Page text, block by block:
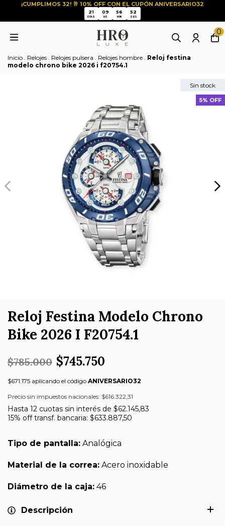
¡CUMPLIMOS 32! 🥂 10% OFF CON EL CUPÓN ANIVERSARIO32
21
21
DÍAS
09
09
HS
56
56
MIN
51
51
SEG
0
Inicio Relojes Relojes pulsera Relojes hombre
Reloj festina
modelo chrono bike 2026 i f20754.1
Sin stock
5% OFF
Reloj Festina Modelo Chrono
Bike 2026 I F20754.1
$785.000 $745.750
$671.175 aplicando el código ANIVERSARIO32
Precio sin impuestos nacionales: $616.322,31
Hasta 12 cuotas sin interés de $62.145,83
15% off transf. bancaria: $633.887,50
Tipo de pantalla: Analógica
Material de la correa: Acero inoxidable
Diámetro de la caja: 46
Descripción